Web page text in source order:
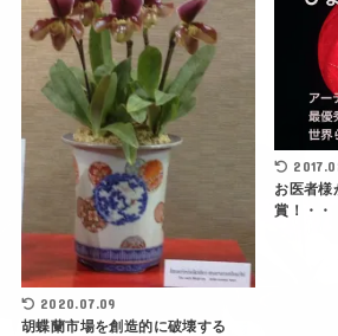
2020.07.09
胡蝶蘭市場を創造的に破壊する
お医者様
賞！・・